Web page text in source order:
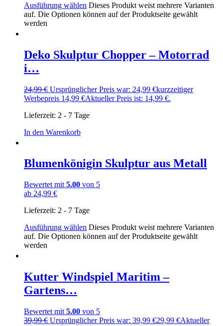
Ausführung wählen Dieses Produkt weist mehrere Varianten
auf. Die Optionen können auf der Produktseite gewählt
werden
Deko Skulptur Chopper – Motorrad
i…
24,99€ Ursprünglicher Preis war: 24,99 €kurzzeitiger
Werbepreis 14,99 €Aktueller Preis ist: 14,99 €.
Lieferzeit: 2 - 7 Tage
In den Warenkorb
Blumenkönigin Skulptur aus Metall
Bewertet mit 5.00 von 5
ab 24,99 €
Lieferzeit: 2 - 7 Tage
Ausführung wählen Dieses Produkt weist mehrere Varianten
auf. Die Optionen können auf der Produktseite gewählt
werden
Kutter Windspiel Maritim –
Gartens…
Bewertet mit 5.00 von 5
39,99€ Ursprünglicher Preis war: 39,99 €29,99 €Aktueller